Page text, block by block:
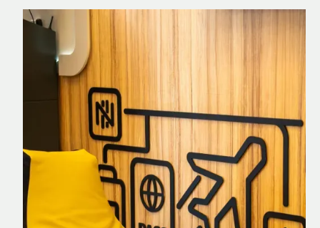
Nomad Explorer
Cartão de crédito brasileiro com cashback
em dólar